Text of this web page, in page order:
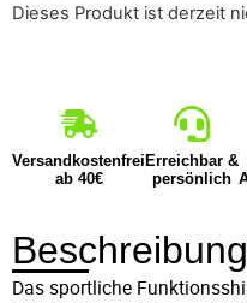
Dieses Produkt ist derzeit
Versandkostenfrei
ab 40€
Erreichbar &
persönlich
Beschreibung
Das sportliche